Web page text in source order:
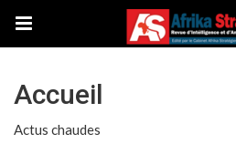
Accueil
Actus chaudes